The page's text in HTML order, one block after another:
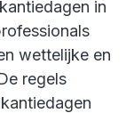
in
wettelijke en
regels